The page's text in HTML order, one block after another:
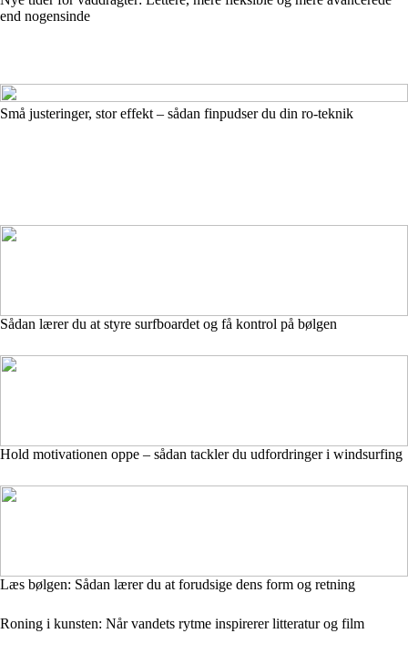
end nogensinde
Små justeringer, stor effekt – sådan finpudser du din ro-teknik
Sådan lærer du at styre surfboardet og få kontrol på bølgen
Hold motivationen oppe – sådan tackler du udfordringer i windsurfing
Læs bølgen: Sådan lærer du at forudsige dens form og retning
Roning i kunsten: Når vandets rytme inspirerer litteratur og film